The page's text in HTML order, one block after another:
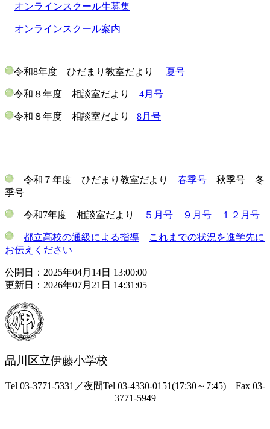
オンラインスクール生募集
オンラインスクール案内
令和8年度 ひだまり教室だより 夏号
令和８年度 相談室だより 4月号
令和８年度 相談室だより 8月号
令和７年度 ひだまり教室だより 春季号 秋季号 冬
季号
令和7年度 相談室だより ５月号 ９月号 １２月号
都立高校の通級による指導
これまでの状況を進学先に
お伝えください
公開日：2025年04月14日 13:00:00
更新日：2026年07月21日 14:31:05
品川区立伊藤小学校
Tel 03-3771-5331／夜間Tel 03-4330-0151(17:30～7:45) Fax 03-
3771-5949